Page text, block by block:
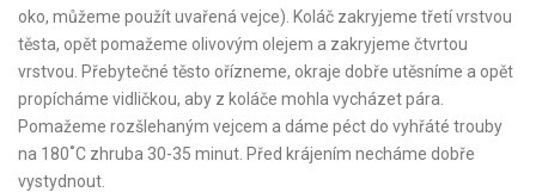
oko, můžeme použít uvařená vejce). Koláč zakryjeme třetí vrstvou
těsta, opět pomažeme olivovým olejem a zakryjeme čtvrtou
vrstvou. Přebytečné těsto ořízneme, okraje dobře utěsníme a opět
propícháme vidličkou, aby z koláče mohla vycházet pára.
Pomažeme rozšlehaným vejcem a dáme péct do vyhřáté trouby
na 180˚C zhruba 30-35 minut. Před krájením necháme dobře
vystydnout.